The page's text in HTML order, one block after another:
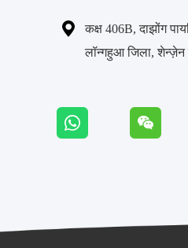

कक्ष 406B, दाझोंग
लॉन्गहुआ जिला, शेन्ज़ेन